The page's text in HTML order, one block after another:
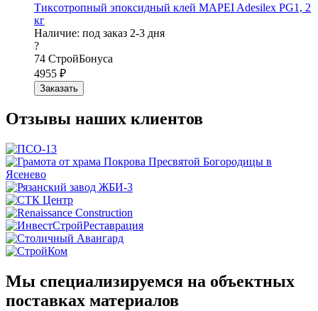
Тиксотропный эпоксидный клей MAPEI Adesilex PG1, 2
кг
Наличие: под заказ 2-3 дня
?
74 СтройБонуса
4955 ₽
Заказать
Отзывы наших клиентов
Мы специализируемся на объектных
поставках материалов